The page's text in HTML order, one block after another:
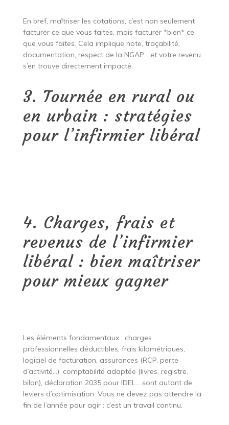
En bref, maîtriser les cotations, c’est non seulement
facturer ce que vous faites, mais facturer *bien* ce
que vous faites. Cela implique note, traçabilité,
documentation, respect de la NGAP… et votre revenu
s’en trouve directement impacté.
3. Tournée en rural ou
en urbain : stratégies
pour l’infirmier libéral
4. Charges, frais et
revenus de l’infirmier
libéral : bien maîtriser
pour mieux gagner
Les éléments fondamentaux : charges
professionnelles déductibles, frais kilométriques,
logiciel de facturation, assurances (RCP, perte
d’activité…), comptabilité adaptée (livres, registre,
bilan), déclaration 2035 pour IDEL… sont autant de
leviers d’optimisation. Vous ne devez pas attendre la
fin de l’année pour agir : c’est un travail continu.